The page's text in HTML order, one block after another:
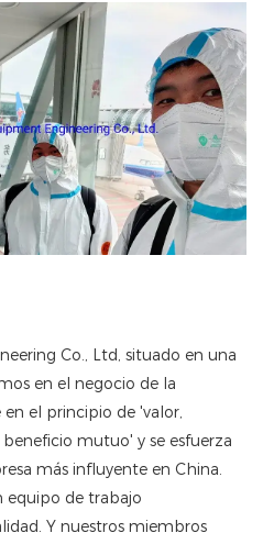
Co., Ltd, situado en una
en el negocio de la
el principio de 'valor,
mutuo' y se esfuerza
más influyente en China.
equipo de trabajo
Y nuestros miembros